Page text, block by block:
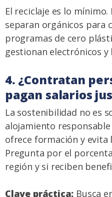
El reciclaje es lo
separan orgánicos para
programas de cero
gestionan electrónicos
4. ¿Contratan
pagan salarios
La sostenibilidad no es
alojamiento
ofrece formación y
Pregunta por el
región y si reciben
Clave práctica: Busca